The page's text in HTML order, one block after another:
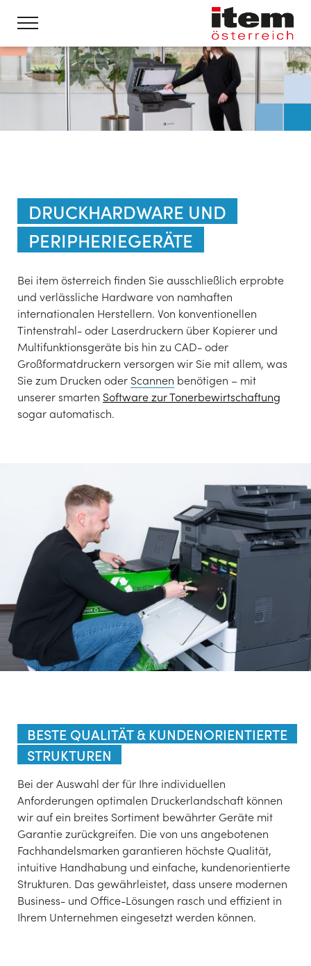
DRUCKHARDWARE UND
PERIPHERIEGERÄTE
Bei item österreich finden Sie ausschließlich erprobte
und verlässliche Hardware von namhaften
internationalen Herstellern. Von konventionellen
Tintenstrahl- oder Laserdruckern über Kopierer und
Multifunktionsgeräte bis hin zu CAD- oder
Großformatdruckern versorgen wir Sie mit allem, was
Sie zum Drucken oder Scannen benötigen – mit
unserer smarten Software zur Tonerbewirtschaftung
sogar automatisch.
BESTE QUALITÄT & KUNDENORIENTIERTE
STRUKTUREN
Bei der Auswahl der für Ihre individuellen
Anforderungen optimalen Druckerlandschaft können
wir auf ein breites Sortiment bewährter Geräte mit
Garantie zurückgreifen. Die von uns angebotenen
Fachhandelsmarken garantieren höchste Qualität,
intuitive Handhabung und einfache, kundenorientierte
Strukturen. Das gewährleistet, dass unsere modernen
Business- und Office-Lösungen rasch und effizient in
Ihrem Unternehmen eingesetzt werden können.